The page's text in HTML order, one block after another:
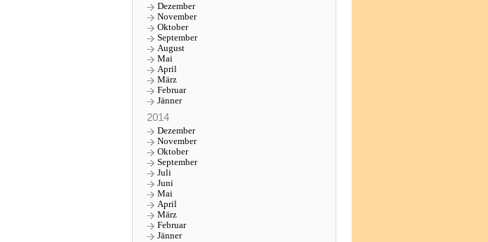
Dezember
November
Oktober
September
August
Mai
April
März
Februar
Jänner
2014
Dezember
November
Oktober
September
Juli
Juni
Mai
April
März
Februar
Jänner